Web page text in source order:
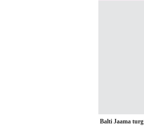
Balti Jaama turg